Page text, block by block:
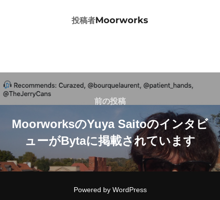
投稿者
投稿者Moorworks
投
稿
ナ
ゲ
前
投
稿
前の投稿
MoorworksのYuya Saitoのインタビ
ューがBytaに掲載されています
Powered by WordPress